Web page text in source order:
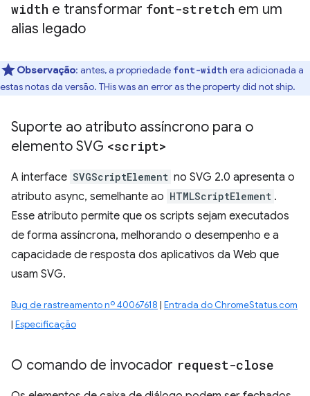
width e transformar font-stretch em um
alias legado
Observação: antes, a propriedade font-width era adicionada a
estas notas da versão. THis was an error as the property did not ship.
Suporte ao atributo assíncrono para o
elemento SVG <script>
A interface SVGScriptElement no SVG 2.0 apresenta o
atributo async, semelhante ao HTMLScriptElement .
Esse atributo permite que os scripts sejam executados
de forma assíncrona, melhorando o desempenho e a
capacidade de resposta dos aplicativos da Web que
usam SVG.
Bug de rastreamento nº 40067618 | Entrada do ChromeStatus.com
| Especificação
O comando de invocador request-close